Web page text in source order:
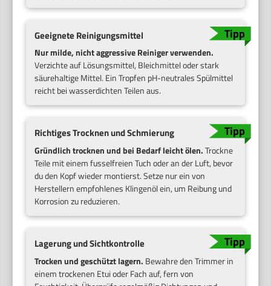
Geeignete Reinigungsmittel
Nur milde, nicht aggressive Reiniger verwenden.
Verzichte auf Lösungsmittel, Bleichmittel oder stark
säurehaltige Mittel. Ein Tropfen pH-neutrales Spülmittel
reicht bei wasserdichten Teilen aus.
Richtiges Trocknen und Schmierung
Gründlich trocknen und bei Bedarf leicht ölen.Trockne
Teile mit einem fusselfreien Tuch oder an der Luft, bevor
du den Kopf wieder montierst. Setze nur ein von
Herstellern empfohlenes Klingenöl ein, um Reibung und
Korrosion zu reduzieren.
Lagerung und Sichtkontrolle
Trocken und geschützt lagern. Bewahre den Trimmer in
einem trockenen Etui oder Fach auf, fern von